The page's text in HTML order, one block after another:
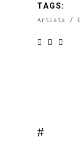
TAGS:
Artists